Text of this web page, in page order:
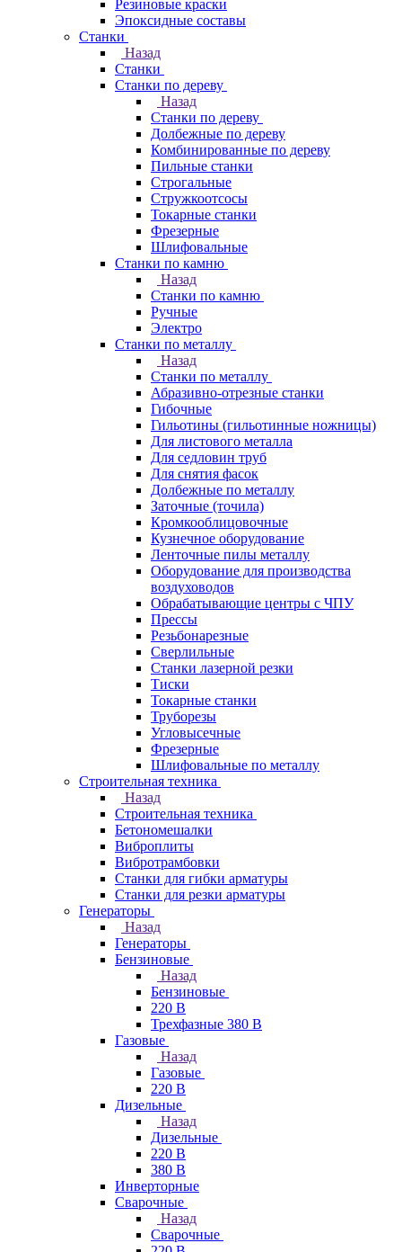
Резиновые краски
Эпоксидные составы
Станки
Назад
Станки
Станки по дереву
Назад
Станки по дереву
Долбежные по дереву
Комбинированные по дереву
Пильные станки
Строгальные
Стружкоотсосы
Токарные станки
Фрезерные
Шлифовальные
Станки по камню
Назад
Станки по камню
Ручные
Электро
Станки по металлу
Назад
Станки по металлу
Абразивно-отрезные станки
Гибочные
Гильотины (гильотинные ножницы)
Для листового металла
Для седловин труб
Для снятия фасок
Долбежные по металлу
Заточные (точила)
Кромкооблицовочные
Кузнечное оборудование
Ленточные пилы металлу
Оборудование для производства
воздуховодов
Обрабатывающие центры с ЧПУ
Прессы
Резьбонарезные
Сверлильные
Станки лазерной резки
Тиски
Токарные станки
Труборезы
Угловысечные
Фрезерные
Шлифовальные по металлу
Строительная техника
Назад
Строительная техника
Бетономешалки
Виброплиты
Вибротрамбовки
Станки для гибки арматуры
Станки для резки арматуры
Генераторы
Назад
Генераторы
Бензиновые
Назад
Бензиновые
220 В
Трехфазные 380 В
Газовые
Назад
Газовые
220 В
Дизельные
Назад
Дизельные
220 В
380 В
Инверторные
Сварочные
Назад
Сварочные